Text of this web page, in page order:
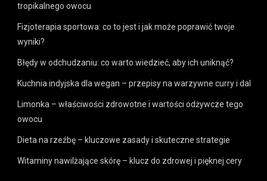
tropikalnego owocu
Fizjoterapia sportowa: co to jest i jak może poprawić twoje
wyniki?
Błędy w odchudzaniu: co warto wiedzieć, aby ich uniknąć?
Kuchnia indyjska dla wegan – przepisy na warzywne curry i dal
Limonka – właściwości zdrowotne i wartości odżywcze tego
owocu
Dieta na rzeźbę – kluczowe zasady i skuteczne strategie
Witaminy nawilżające skórę – klucz do zdrowej i pięknej cery